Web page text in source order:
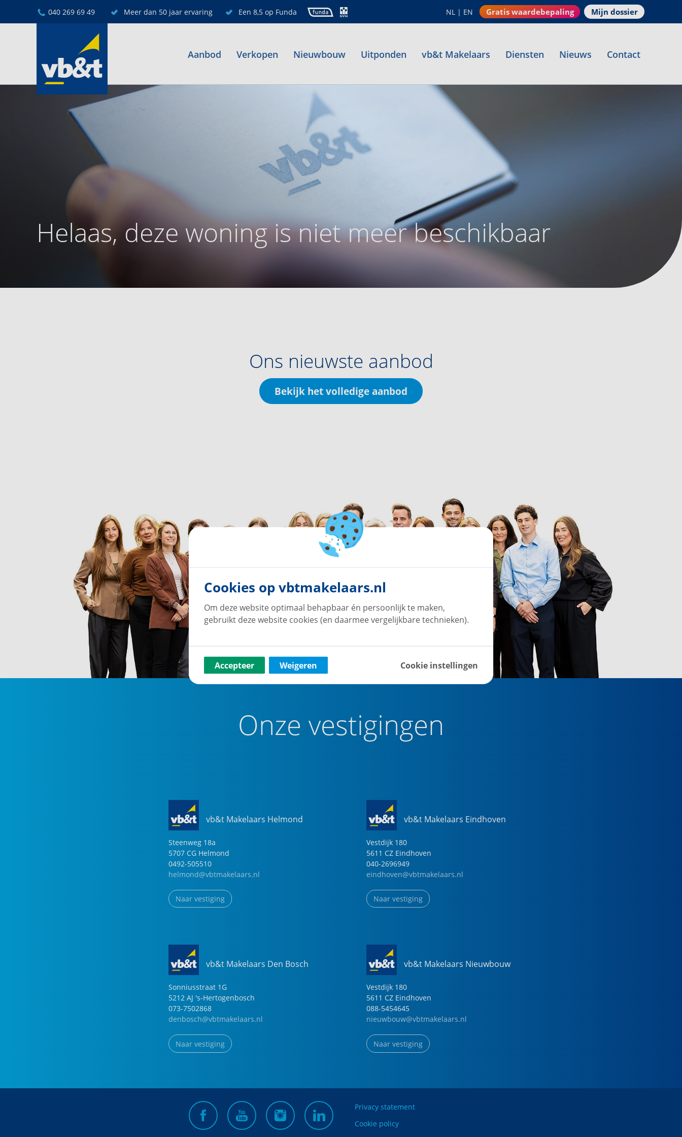
040 269 69 49 Meer dan 50 jaar ervaring Een 8,5 op Funda NL | EN Gratis waardebepaling Mijn dossier
Aanbod Verkopen Nieuwbouw Uitponden vb&t Makelaars Diensten Nieuws Contact
Helaas, deze woning is niet meer beschikbaar
Ons nieuwste aanbod
Bekijk het volledige aanbod
Onze vestigingen
vb&t Makelaars Helmond
Steenweg 18a
5707 CG Helmond
0492-505510
helmond@vbtmakelaars.nl
Naar vestiging
vb&t Makelaars Eindhoven
Vestdijk 180
5611 CZ Eindhoven
040-2696949
eindhoven@vbtmakelaars.nl
Naar vestiging
vb&t Makelaars Den Bosch
Sonniusstraat 1G
5212 AJ 's-Hertogenbosch
073-7502868
denbosch@vbtmakelaars.nl
Naar vestiging
vb&t Makelaars Nieuwbouw
Vestdijk 180
5611 CZ Eindhoven
088-5454645
nieuwbouw@vbtmakelaars.nl
Naar vestiging
Privacy statement
Cookie policy
Cookies op vbtmakelaars.nl
Om deze website optimaal behapbaar én persoonlijk te maken,
gebruikt deze website cookies (en daarmee vergelijkbare technieken).
Accepteer Weigeren Cookie instellingen